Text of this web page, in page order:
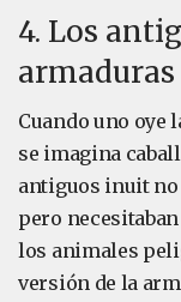
4. Los
armaduras
Cuando uno oye
se imagina
antiguos inuit
pero
los animales
versión de la